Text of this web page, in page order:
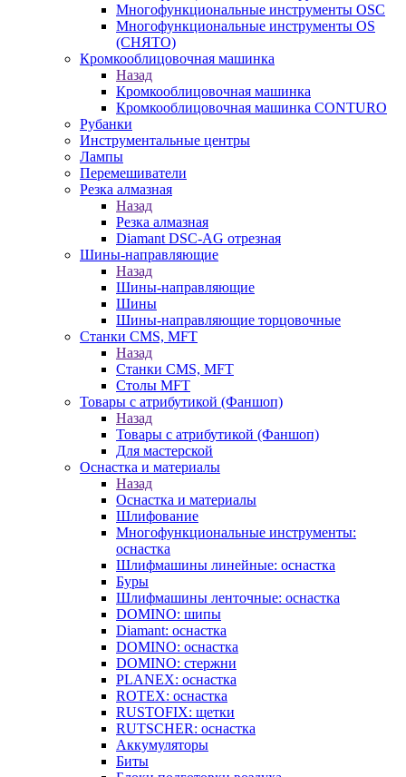
Многофункциональные инструменты OSC
Многофункциональные инструменты OS
(СНЯТО)
Кромкооблицовочная машинка
Назад
Кромкооблицовочная машинка
Кромкооблицовочная машинка CONTURO
Рубанки
Инструментальные центры
Лампы
Перемешиватели
Резка алмазная
Назад
Резка алмазная
Diamant DSC-AG отрезная
Шины-направляющие
Назад
Шины-направляющие
Шины
Шины-направляющие торцовочные
Станки CMS, MFT
Назад
Станки CMS, MFT
Столы MFT
Товары с атрибутикой (Фаншоп)
Назад
Товары с атрибутикой (Фаншоп)
Для мастерской
Оснастка и материалы
Назад
Оснастка и материалы
Шлифование
Многофункциональные инструменты:
оснастка
Шлифмашины линейные: оснастка
Буры
Шлифмашины ленточные: оснастка
DOMINO: шипы
Diamant: оснастка
DOMINO: оснастка
DOMINO: стержни
PLANEX: оснастка
ROTEX: оснастка
RUSTOFIX: щетки
RUTSCHER: оснастка
Аккумуляторы
Биты